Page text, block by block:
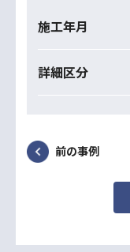
施工年月
詳細区分
前の事例